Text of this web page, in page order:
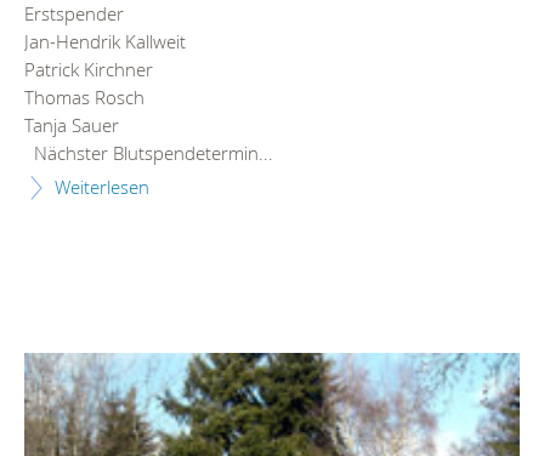
Erstspender
Jan-Hendrik Kallweit
Patrick Kirchner
Thomas Rosch
Tanja Sauer
Nächster Blutspendetermin...
Weiterlesen